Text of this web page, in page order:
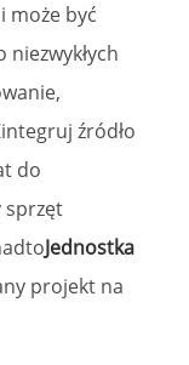
może być
źródło
do
sprzęt
Jednostka
projekt na